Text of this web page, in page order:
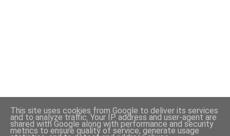
Com tecnologia do Blogger
This site uses cookies from Google to deliver its services
and to analyze traffic. Your IP address and user-agent are
shared with Google along with performance and security
metrics to ensure quality of service, generate usage